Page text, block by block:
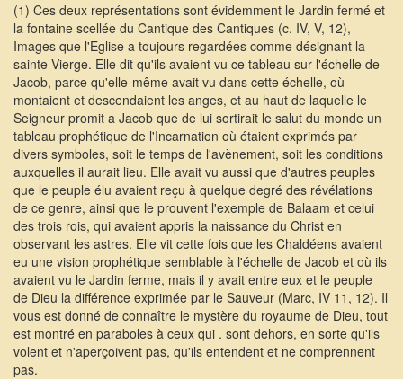
(1) Ces deux représentations sont évidemment le Jardin fermé et
la fontaine scellée du Cantique des Cantiques (c. IV, V, 12),
Images que l'Eglise a toujours regardées comme désignant la
sainte Vierge. Elle dit qu'ils avaient vu ce tableau sur l'échelle de
Jacob, parce qu'elle-même avait vu dans cette échelle, où
montaient et descendaient les anges, et au haut de laquelle le
Seigneur promit a Jacob que de lui sortirait le salut du monde un
tableau prophétique de l'Incarnation où étaient exprimés par
divers symboles, soit le temps de l'avènement, soit les conditions
auxquelles il aurait lieu. Elle avait vu aussi que d'autres peuples
que le peuple élu avaient reçu à quelque degré des révélations
de ce genre, ainsi que le prouvent l'exemple de Balaam et celui
des trois rois, qui avaient appris la naissance du Christ en
observant les astres. Elle vit cette fois que les Chaldéens avaient
eu une vision prophétique semblable à l'échelle de Jacob et où ils
avaient vu le Jardin ferme, mais il y avait entre eux et le peuple
de Dieu la différence exprimée par le Sauveur (Marc, IV 11, 12). Il
vous est donné de connaître le mystère du royaume de Dieu, tout
est montré en paraboles à ceux qui . sont dehors, en sorte qu'ils
volent et n'aperçoivent pas, qu'ils entendent et ne comprennent
pas. 